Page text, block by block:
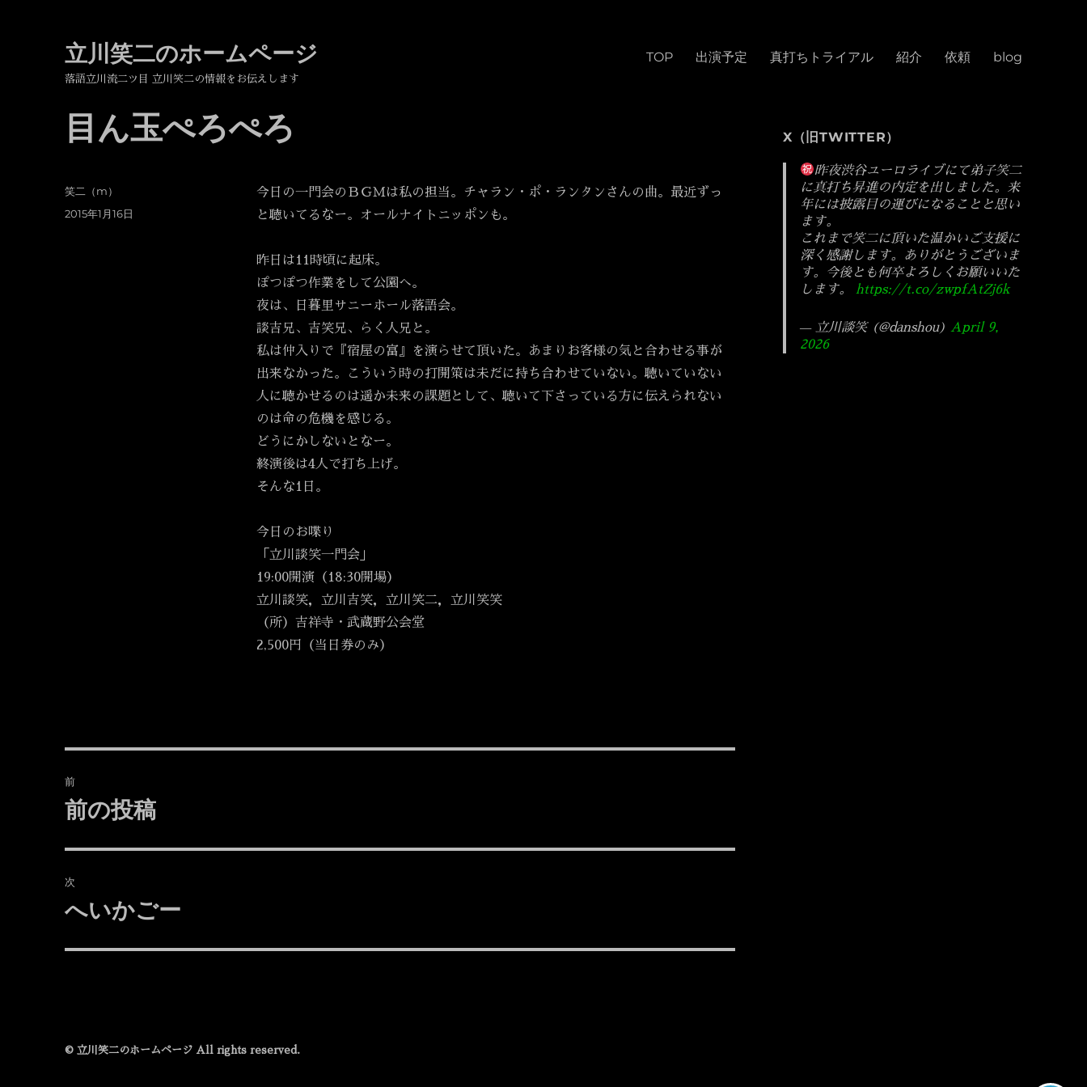
立川笑二のホームページ
落語立川流二ツ目 立川笑二の情報をお伝えします
TOP 出演予定 真打ちトライアル 紹介 依頼 blog
目ん玉ぺろぺろ
今日の一門会のＢＧＭは私の担当。チャラン・ポ・ランタンさんの曲。最近ずっ
と聴いてるなー。オールナイトニッポンも。
昨日は11時頃に起床。
ぽつぽつ作業をして公園へ。
夜は、日暮里サニーホール落語会。
談吉兄、吉笑兄、らく人兄と。
私は仲入りで『宿屋の富』を演らせて頂いた。あまりお客様の気と合わせる事が
出来なかった。こういう時の打開策は未だに持ち合わせていない。聴いていない
人に聴かせるのは遥か未来の課題として、聴いて下さっている方に伝えられない
のは命の危機を感じる。
どうにかしないとなー。
終演後は4人で打ち上げ。
そんな1日。
今日のお喋り
「立川談笑一門会」
19:00開演（18:30開場）
立川談笑，立川吉笑，立川笑二，立川笑笑
（所）吉祥寺・武蔵野公会堂
2,500円（当日券のみ）
投
稿
笑二（m）
投
2015年1月16日
稿
ゲ
ン
前
前
投
稿:
前の投稿
次
次
投
へいかごー
X（旧TWITTER）
昨夜渋谷ユーロライブにて弟子笑二
に真打ち昇進の内定を出しました。来
年には披露目の運びになることと思い
ます。
これまで笑二に頂いた温かいご支援に
深く感謝します。ありがとうございま
す。今後とも何卒よろしくお願いいた
します。
https://t.co/zwpfAtZj6k
— 立川談笑 (@danshou) April 9,
2026
© 立川笑二のホームページ All rights reserved.